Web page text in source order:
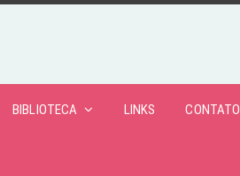
BIBLIOTECA LINKS CONTATO